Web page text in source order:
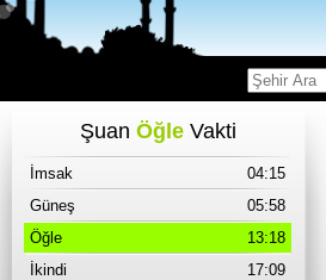
Şuan ÖğleVakti
İmsak
04:15
Güneş
05:58
Öğle
13:18
İkindi
17:09